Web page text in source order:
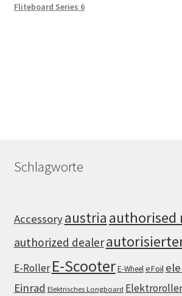
Fliteboard Series 6
Schlagworte
Accessoryaustria authorised
authorized dealer
E-Roller E-ScooterE-WheeleFoil
Einrad Elektrisches Longboard Elektroroller